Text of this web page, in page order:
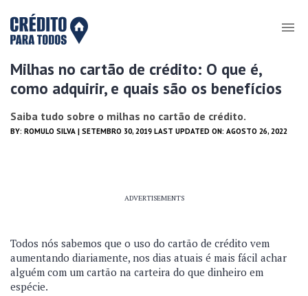
Milhas no cartão de crédito: O que é,
como adquirir, e quais são os benefícios
Saiba tudo sobre o milhas no cartão de crédito.
BY: ROMULO SILVA | SETEMBRO 30, 2019 LAST UPDATED ON: AGOSTO 26, 2022
ADVERTISEMENTS
Todos nós sabemos que o uso do cartão de crédito vem
aumentando diariamente, nos dias atuais é mais fácil achar
alguém com um cartão na carteira do que dinheiro em
espécie.